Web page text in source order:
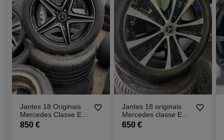
Jantes 18 Originais
Mercedes Classe E
em 2 medidas 5x112
850 €
Jantes 18 originais
Mercedes classe E
5x112
650 €